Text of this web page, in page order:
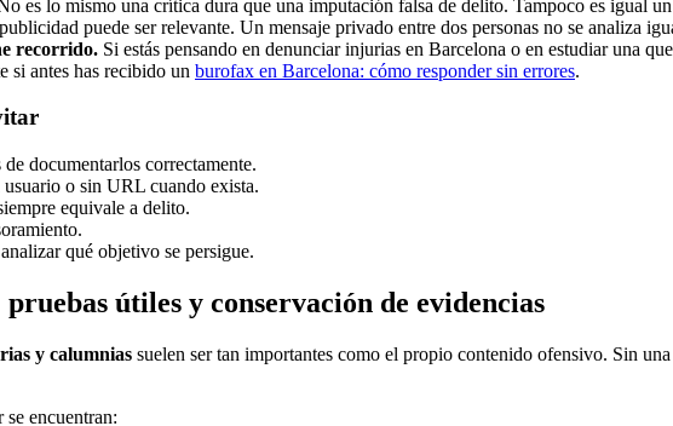
es lo mismo una crítica dura que una imputación falsa de delito. Tampoco es igual
puede ser relevante. Un mensaje privado entre dos personas no se analiza
recorrido. Si estás pensando en denunciar injurias en Barcelona o en estudiar una
si antes has recibido un burofax en Barcelona: cómo responder sin errores.
documentarlos correctamente.
o sin URL cuando exista.
equivale a delito.
qué objetivo se persigue.
útiles y conservación de evidencias
y calumnias suelen ser tan importantes como el propio contenido ofensivo. Sin
encuentran: